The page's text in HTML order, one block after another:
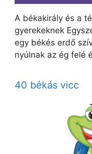
A békakirály és a
gyerekeknek
egy békés erdő
nyúlnak az ég felé
40 békás vicc